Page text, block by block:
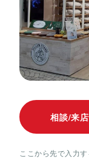
相談/来
ここから先で入力